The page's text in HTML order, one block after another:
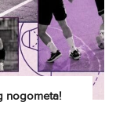
nogometa!